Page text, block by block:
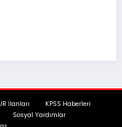
İlanları
KPSS Haberleri
Sosyal Yardımlar